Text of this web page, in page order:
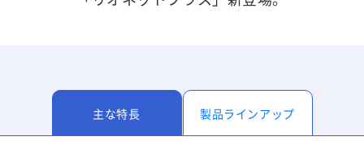
主な特長 製品ラインアップ